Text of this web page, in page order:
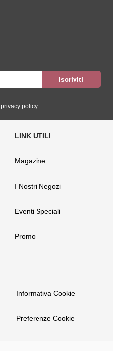
privacy policy
Magazine
I Nostri Negozi
Eventi Speciali
Promo
Informativa Cookie
Preferenze Cookie